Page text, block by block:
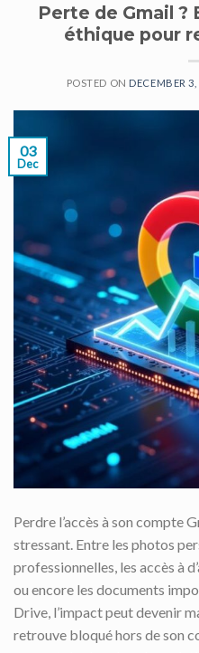
Perte de Gmail ?
éthique pour
POSTED ON DECEMBER
03
Dec
Perdre l’accès à son compte
stressant. Entre les photos
professionnelles, les accès à
ou encore les documents
Drive, l’impact peut devenir
retrouve bloqué hors de son